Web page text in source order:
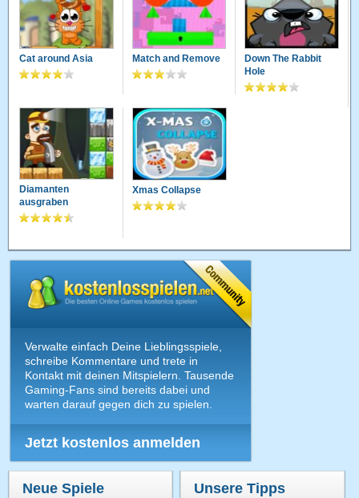
Cat around Asia Match and Remove
Down The Rabbit
Hole
Diamanten
ausgraben
Xmas Collapse
Verwalte einfach Deine Lieblingsspiele,
schreibe Kommentare und trete in
Kontakt mit deinen Mitspielern. Tausende
Gaming-Fans sind bereits dabei und
warten darauf gegen dich zu spielen.
Jetzt kostenlos anmelden
Neue Spiele Unsere Tipps